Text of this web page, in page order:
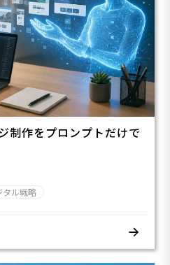
制作をプロンプトだけで
タル戦略